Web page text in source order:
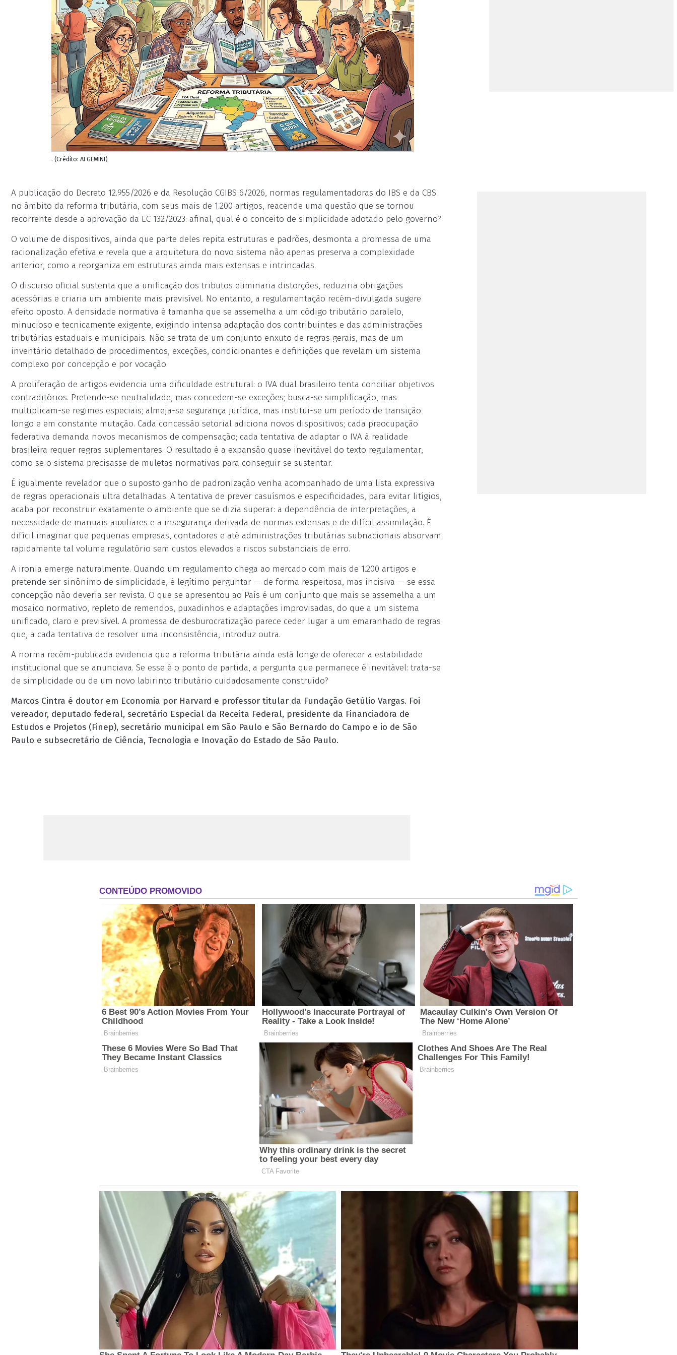
. (Crédito: AI GEMINI)
A publicação do Decreto 12.955/2026 e da Resolução CGIBS 6/2026, normas regulamentadoras do IBS e da CBS
no âmbito da reforma tributária, com seus mais de 1.200 artigos, reacende uma questão que se tornou
recorrente desde a aprovação da EC 132/2023: afinal, qual é o conceito de simplicidade adotado pelo governo?
O volume de dispositivos, ainda que parte deles repita estruturas e padrões, desmonta a promessa de uma
racionalização efetiva e revela que a arquitetura do novo sistema não apenas preserva a complexidade
anterior, como a reorganiza em estruturas ainda mais extensas e intrincadas.
O discurso oficial sustenta que a unificação dos tributos eliminaria distorções, reduziria obrigações
acessórias e criaria um ambiente mais previsível. No entanto, a regulamentação recém-divulgada sugere
efeito oposto. A densidade normativa é tamanha que se assemelha a um código tributário paralelo,
minucioso e tecnicamente exigente, exigindo intensa adaptação dos contribuintes e das administrações
tributárias estaduais e municipais. Não se trata de um conjunto enxuto de regras gerais, mas de um
inventário detalhado de procedimentos, exceções, condicionantes e definições que revelam um sistema
complexo por concepção e por vocação.
A proliferação de artigos evidencia uma dificuldade estrutural: o IVA dual brasileiro tenta conciliar objetivos
contraditórios. Pretende-se neutralidade, mas concedem-se exceções; busca-se simplificação, mas
multiplicam-se regimes especiais; almeja-se segurança jurídica, mas institui-se um período de transição
longo e em constante mutação. Cada concessão setorial adiciona novos dispositivos; cada preocupação
federativa demanda novos mecanismos de compensação; cada tentativa de adaptar o IVA à realidade
brasileira requer regras suplementares. O resultado é a expansão quase inevitável do texto regulamentar,
como se o sistema precisasse de muletas normativas para conseguir se sustentar.
É igualmente revelador que o suposto ganho de padronização venha acompanhado de uma lista expressiva
de regras operacionais ultra detalhadas. A tentativa de prever casuísmos e especificidades, para evitar litígios,
acaba por reconstruir exatamente o ambiente que se dizia superar: a dependência de interpretações, a
necessidade de manuais auxiliares e a insegurança derivada de normas extensas e de difícil assimilação. É
difícil imaginar que pequenas empresas, contadores e até administrações tributárias subnacionais absorvam
rapidamente tal volume regulatório sem custos elevados e riscos substanciais de erro.
A ironia emerge naturalmente. Quando um regulamento chega ao mercado com mais de 1.200 artigos e
pretende ser sinônimo de simplicidade, é legítimo perguntar — de forma respeitosa, mas incisiva — se essa
concepção não deveria ser revista. O que se apresentou ao País é um conjunto que mais se assemelha a um
mosaico normativo, repleto de remendos, puxadinhos e adaptações improvisadas, do que a um sistema
unificado, claro e previsível. A promessa de desburocratização parece ceder lugar a um emaranhado de regras
que, a cada tentativa de resolver uma inconsistência, introduz outra.
A norma recém-publicada evidencia que a reforma tributária ainda está longe de oferecer a estabilidade
institucional que se anunciava. Se esse é o ponto de partida, a pergunta que permanece é inevitável: trata-se
de simplicidade ou de um novo labirinto tributário cuidadosamente construído?
Marcos Cintra é doutor em Economia por Harvard e professor titular da Fundação Getúlio Vargas. Foi
vereador, deputado federal, secretário Especial da Receita Federal, presidente da Financiadora de
Estudos e Projetos (Finep), secretário municipal em São Paulo e São Bernardo do Campo e io de São
Paulo e subsecretário de Ciência, Tecnologia e Inovação do Estado de São Paulo.